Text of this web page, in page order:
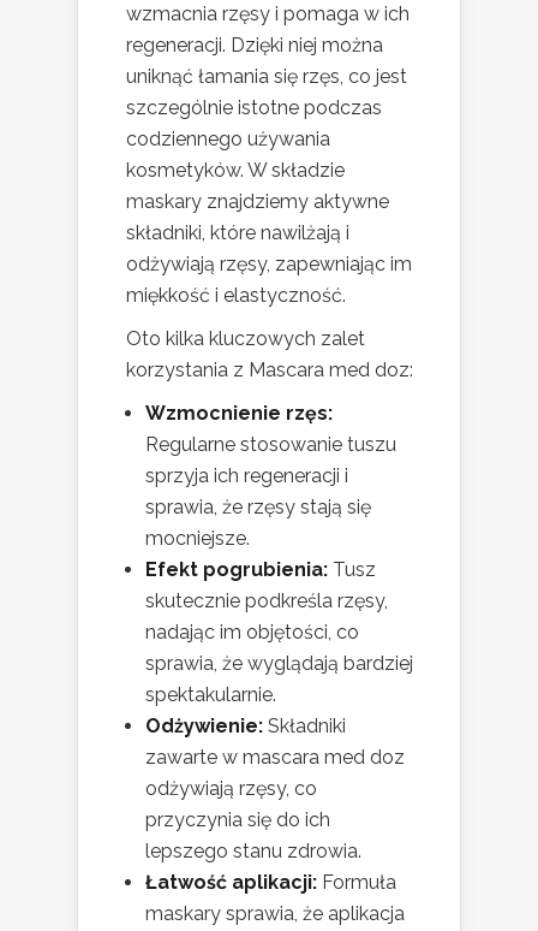
wzmacnia rzęsy i pomaga w ich
regeneracji. Dzięki niej można
uniknąć łamania się rzęs, co jest
szczególnie istotne podczas
codziennego używania
kosmetyków. W składzie
maskary znajdziemy aktywne
składniki, które nawilżają i
odżywiają rzęsy, zapewniając im
miękkość i elastyczność.
Oto kilka kluczowych zalet
korzystania z Mascara med doz:
Wzmocnienie rzęs:
Regularne stosowanie tuszu
sprzyja ich regeneracji i
sprawia, że rzęsy stają się
mocniejsze.
Efekt pogrubienia: Tusz
skutecznie podkreśla rzęsy,
nadając im objętości, co
sprawia, że wyglądają bardziej
spektakularnie.
Odżywienie: Składniki
zawarte w mascara med doz
odżywiają rzęsy, co
przyczynia się do ich
lepszego stanu zdrowia.
Łatwość aplikacji: Formuła
maskary sprawia, że aplikacja